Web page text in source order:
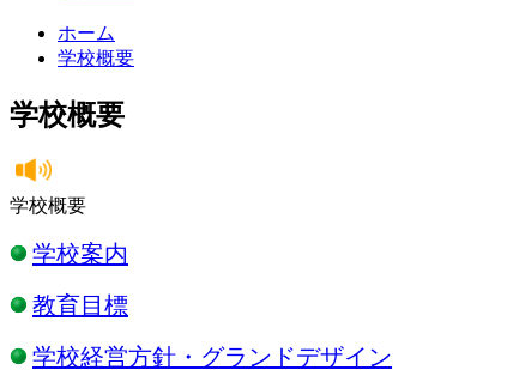
ホーム
学校概要
学校概要
学校概要
学校案内
教育目標
学校経営方針・グランドデザイン